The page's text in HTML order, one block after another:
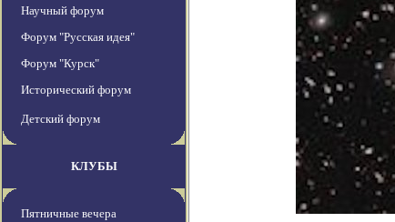
Научный форум
Форум "Русская идея"
Форум "Курск"
Исторический форум
Детский форум
КЛУБЫ
Пятничные вечера